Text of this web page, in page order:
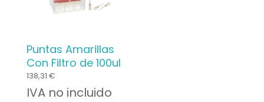
Puntas Amarillas
Con Filtro de 100ul
138,31 €
IVA no incluido